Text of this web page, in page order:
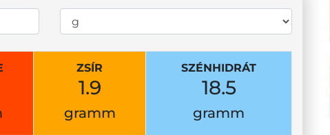
ZSÍR
1.9
gramm
SZÉNHIDRÁT
18.5
gramm